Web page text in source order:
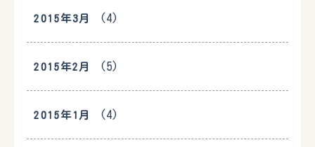
2015年3月 (4)
2015年2月 (5)
2015年1月 (4)